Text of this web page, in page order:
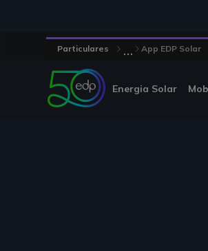
Particulares ... App EDP Solar
Energia Solar